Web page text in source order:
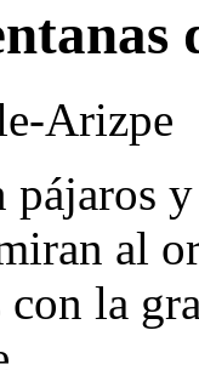
Arizpe
pájaros
al
con la